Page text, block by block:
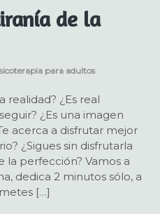
de la
para adultos
realidad? ¿Es real
¿Es una imagen
acerca a disfrutar mejor
¿Sigues sin disfrutarla
la perfección? Vamos a
dedica 2 minutos sólo, a
[…]